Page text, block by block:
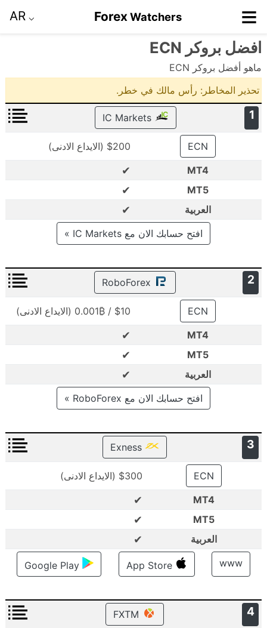
≡
Forex Watchers
⌵
AR
افضل بروكر ECN
ماهو أفضل بروكر ECN
تحذير المخاطر: رأس مالك في خطر.
1
ECN
$200 (الايداع الادنى)
MT4
✔
MT5
✔
العربية ✔
افتح حسابك الان مع IC Markets »
2
ECN
$10 / 0.001₿ (الايداع الادنى)
MT4
✔
MT5
✔
العربية ✔
افتح حسابك الان مع RoboForex »
3
Exness
ECN
$300 (الايداع الادنى)
MT4
✔
MT5
✔
العربية ✔
www
App Store
Google Play
4